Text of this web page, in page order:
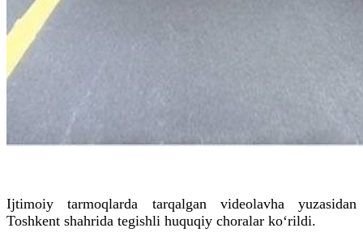
Ijtimoiy tarmoqlarda tarqalgan videolavha yuzasidan
Toshkent shahrida tegishli huquqiy choralar ko‘rildi.